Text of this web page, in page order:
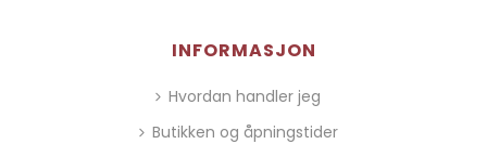
INFORMASJON
Hvordan handler jeg
Butikken og åpningstider